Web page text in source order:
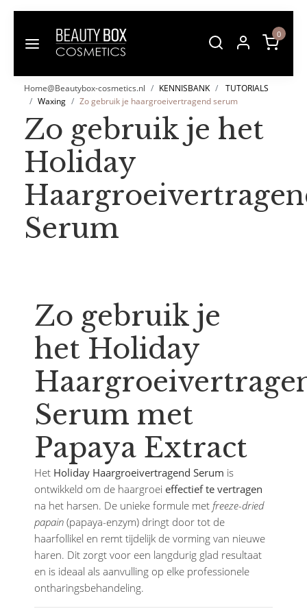
0
Home@Beautybox-cosmetics.nl KENNISBANK
TUTORIALS
Waxing
Zo gebruik je haargroeivertragend serum
Zo gebruik je het
Holiday
Serum
Zo gebruik je
het Holiday
Serum met
Papaya Extract
Het Holiday Haargroeivertragend Serum is
ontwikkeld om de haargroei effectief te vertragen
na het harsen. De unieke formule met freeze-dried
papain (papaya-enzym) dringt door tot de
haarfollikel en remt tijdelijk de vorming van nieuwe
haren. Dit zorgt voor een langdurig glad resultaat
en is ideaal als aanvulling op elke professionele
ontharingsbehandeling.